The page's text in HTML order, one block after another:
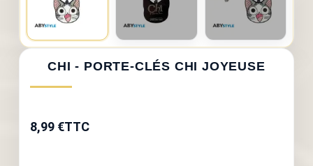
CHI - PORTE-CLÉS CHI JOYEUSE
8,99 €TTC